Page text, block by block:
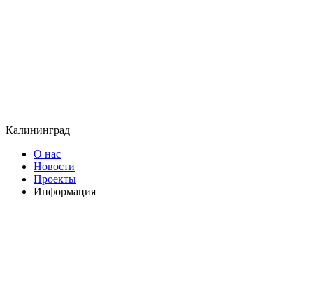
Калининград
О нас
Новости
Проекты
Информация